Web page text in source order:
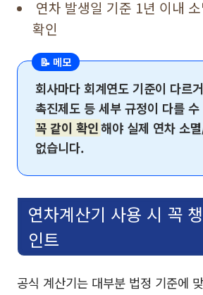
연차 발생일 기준 1년 이내
확인
📝 메모
회사마다 회계연도 기준이 다르
촉진제도 등 세부 규정이 다를 수
꼭 같이 확인해야 실제 연차 소
없습니다.
연차계산기 사용 시 꼭
인트
공식 계산기는 대부분 법정 기준에